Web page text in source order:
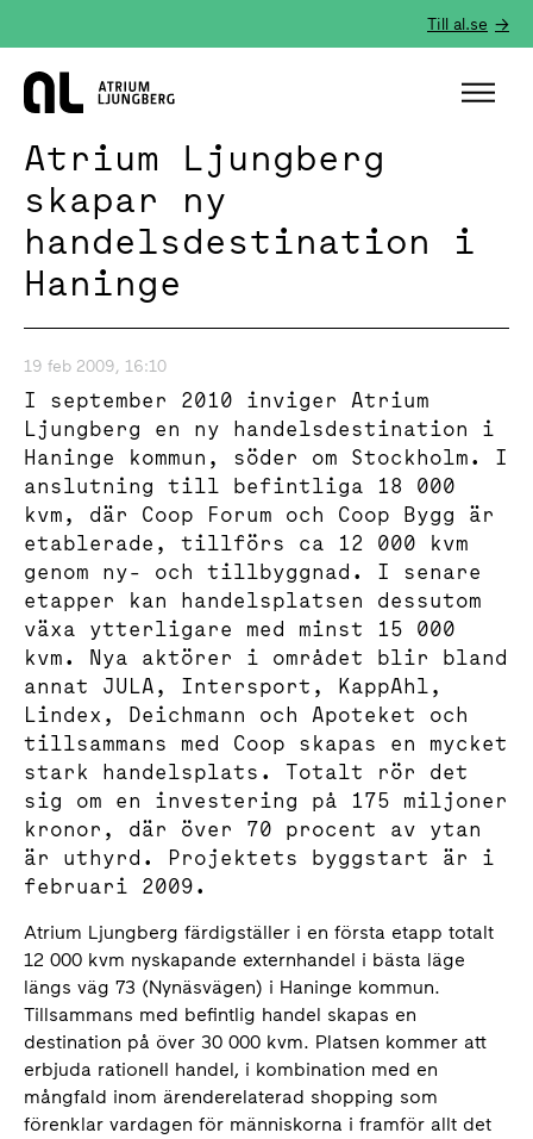
Till al.se
Hem
Atrium Ljungberg
skapar ny
handelsdestination i
Haninge
19 feb 2009, 16:10
I september 2010 inviger Atrium
Ljungberg en ny handelsdestination i
Haninge kommun, söder om Stockholm. I
anslutning till befintliga 18 000
kvm, där Coop Forum och Coop Bygg är
etablerade, tillförs ca 12 000 kvm
genom ny- och tillbyggnad. I senare
etapper kan handelsplatsen dessutom
växa ytterligare med minst 15 000
kvm. Nya aktörer i området blir bland
annat JULA, Intersport, KappAhl,
Lindex, Deichmann och Apoteket och
tillsammans med Coop skapas en mycket
stark handelsplats. Totalt rör det
sig om en investering på 175 miljoner
kronor, där över 70 procent av ytan
är uthyrd. Projektets byggstart är i
februari 2009.
Atrium Ljungberg färdigställer i en första etapp totalt
12 000 kvm nyskapande externhandel i bästa läge
längs väg 73 (Nynäsvägen) i Haninge kommun.
Tillsammans med befintlig handel skapas en
destination på över 30 000 kvm. Platsen kommer att
erbjuda rationell handel, i kombination med en
mångfald inom ärenderelaterad shopping som
förenklar vardagen för människorna i framför allt det